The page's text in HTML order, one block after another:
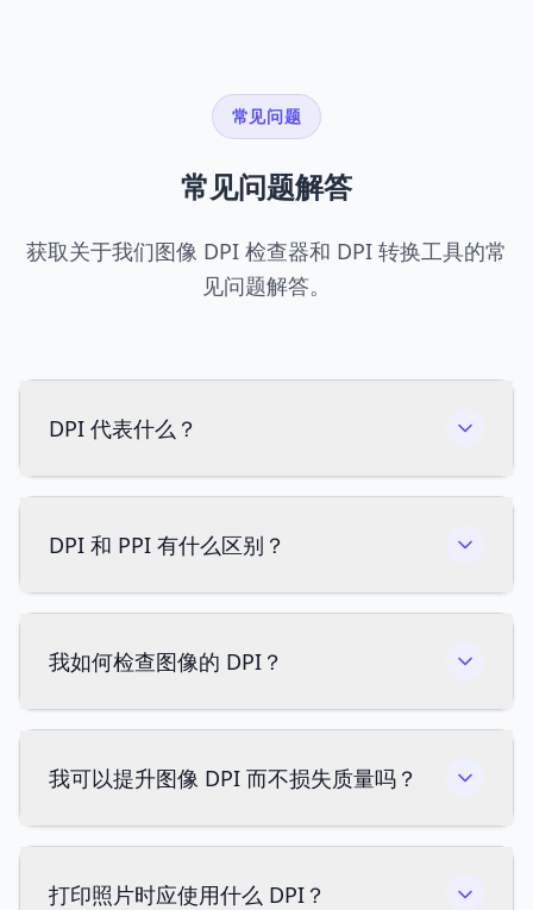
常见问题
常见问题解答
获取关于我们图像 DPI 检查器和 DPI 转换工具的常
见问题解答。
DPI 代表什么？
DPI 和 PPI 有什么区别？
我如何检查图像的 DPI？
我可以提升图像 DPI 而不损失质量吗？
打印照片时应使用什么 DPI？